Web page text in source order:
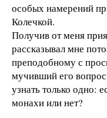
особых намерений
Колечкой.
Получив от меня
рассказывал мне
преподобному с
мучивший его
узнать только одно:
монахиили нет?